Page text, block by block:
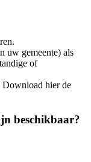
uw gemeente) als
of
hier de
beschikbaar?